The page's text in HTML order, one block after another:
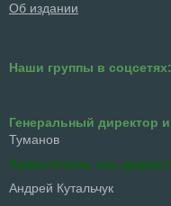
Об издании
Наши группы в соцсетях:
Генеральный директор
Туманов
Заместитель ген.
Андрей Кутальчук